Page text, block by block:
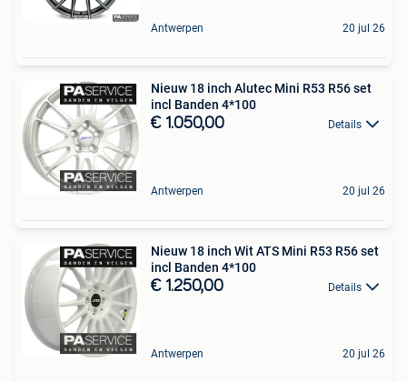
Antwerpen 20 jul 26
Nieuw 18 inch Alutec Mini R53 R56 set
incl Banden 4*100
€ 1.050,00 Details
Antwerpen 20 jul 26
Nieuw 18 inch Wit ATS Mini R53 R56 set
incl Banden 4*100
€ 1.250,00 Details
Antwerpen 20 jul 26